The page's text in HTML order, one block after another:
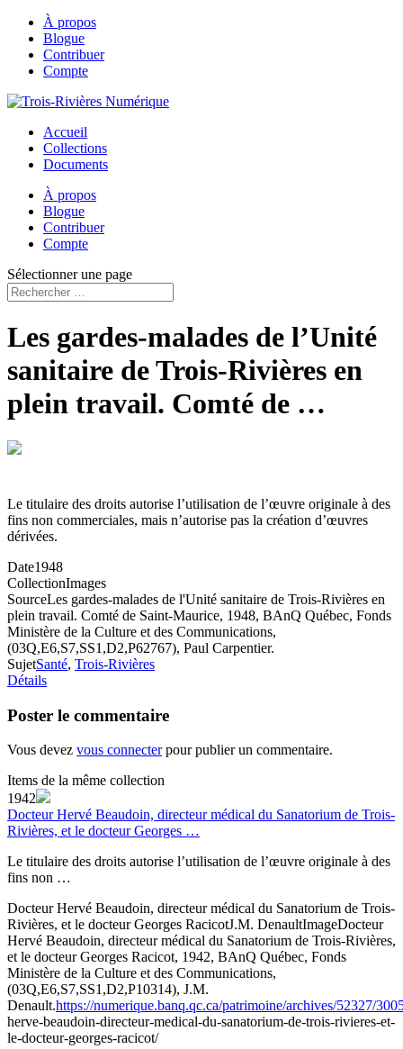
À propos
Blogue
Contribuer
Compte
Accueil
Collections
Documents
À propos
Blogue
Contribuer
Compte
Sélectionner une page
Les gardes-malades de l’Unité
sanitaire de Trois-Rivières en
plein travail. Comté de …
Le titulaire des droits autorise l’utilisation de l’œuvre originale à des
fins non commerciales, mais n’autorise pas la création d’œuvres
dérivées.
Date1948
CollectionImages
SourceLes gardes-malades de l'Unité sanitaire de Trois-Rivières en
plein travail. Comté de Saint-Maurice, 1948, BAnQ Québec, Fonds
Ministère de la Culture et des Communications,
(03Q,E6,S7,SS1,D2,P62767), Paul Carpentier.
SujetSanté, Trois-Rivières
Détails
Poster le commentaire
Vous devez vous connecterpour publier un commentaire.
Items de la même collection
1942
Docteur Hervé Beaudoin, directeur médical du Sanatorium de Trois-
Rivières, et le docteur Georges …
Le titulaire des droits autorise l’utilisation de l’œuvre originale à des
fins non …
Docteur Hervé Beaudoin, directeur médical du Sanatorium de Trois-
Rivières, et le docteur Georges RacicotJ.M. DenaultImageDocteur
Hervé Beaudoin, directeur médical du Sanatorium de Trois-Rivières,
et le docteur Georges Racicot, 1942, BAnQ Québec, Fonds
Ministère de la Culture et des Communications,
(03Q,E6,S7,SS1,D2,P10314), J.M.
Denault.https://numerique.banq.qc.ca/patrimoine/archives/52327/
herve-beaudoin-directeur-medical-du-sanatorium-de-trois-rivieres-et-
le-docteur-georges-racicot/